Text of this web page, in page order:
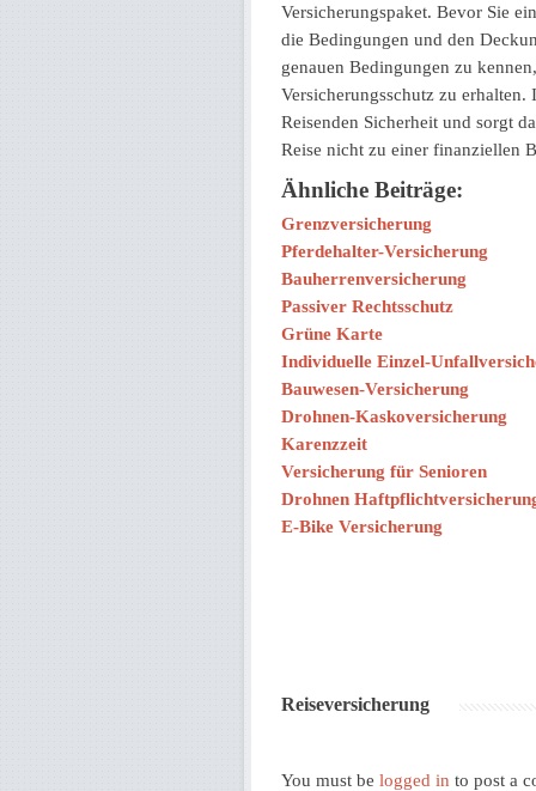
Versicherungspaket. Bevor Sie
die Bedingungen und den
genauen Bedingungen zu
Versicherungsschutz zu erhalten.
Reisenden Sicherheit und sorgt
Reise nicht zu einer finanziellen
Ähnliche Beiträge:
Grenzversicherung
Pferdehalter-Versicherung
Bauherrenversicherung
Passiver Rechtsschutz
Grüne Karte
Individuelle Einzel-
Bauwesen-Versicherung
Drohnen-Kaskoversicherung
Karenzzeit
Versicherung für Senioren
Drohnen
E-Bike Versicherung
Reiseversicherung
You must be logged in to post a